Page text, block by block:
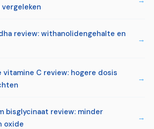
review: withanolidengehalte en
vitamine C review: hogere dosis
bisglycinaat review: minder
oxide